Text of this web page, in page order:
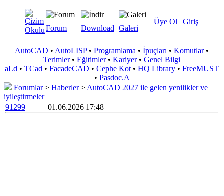
Üye Ol | Giriş
Forum Download Galeri
AutoCAD • AutoLISP• Programlama • İpuçları • Komutlar•
Terimler• Eğitimler• Kariyer• Genel Bilgi
aLd • TCad • FacadeCAD • Cephe Kot • HQ Library • FreeMUST
• Pasdoc.A
Forumlar> Haberler> AutoCAD 2027 ile gelen yenilikler ve
iyileştirmeler
91299
01.06.2026 17:48